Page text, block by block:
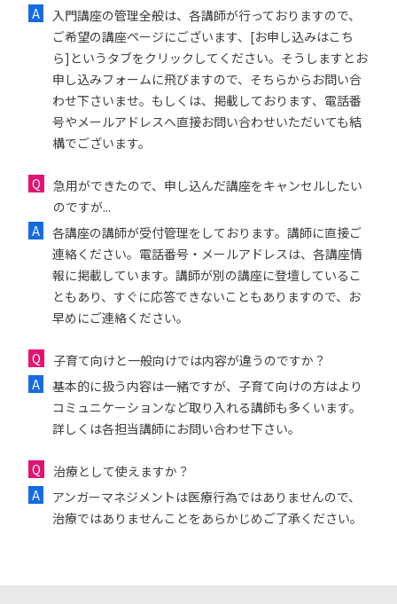
入門講座の管理全般は、各講師が行っておりますので、
ご希望の講座ページにございます、[お申し込みはこち
ら]というタブをクリックしてください。そうしますとお
申し込みフォームに飛びますので、そちらからお問い合
わせ下さいませ。もしくは、掲載しております、電話番
号やメールアドレスへ直接お問い合わせいただいても結
構でございます。
急用ができたので、申し込んだ講座をキャンセルしたい
のですが...
各講座の講師が受付管理をしております。講師に直接ご
連絡ください。電話番号・メールアドレスは、各講座情
報に掲載しています。講師が別の講座に登壇しているこ
ともあり、すぐに応答できないこともありますので、お
早めにご連絡ください。
子育て向けと一般向けでは内容が違うのですか？
基本的に扱う内容は一緒ですが、子育て向けの方はより
コミュニケーションなど取り入れる講師も多くいます。
詳しくは各担当講師にお問い合わせ下さい。
治療として使えますか？
アンガーマネジメントは医療行為ではありませんので、
治療ではありませんことをあらかじめご了承ください。